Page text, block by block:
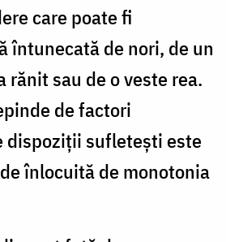
care poate fi
întunecată de nori, de un
rănit sau de o veste rea.
de factori
dispoziţii sufleteşti este
înlocuită de monotonia